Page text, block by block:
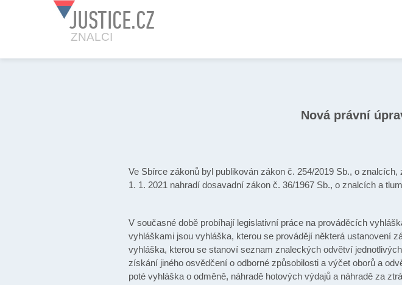
JUSTICE.CZ
ZNALCI
Nová právní
Ve Sbírce zákonů byl publikován zákon č. 254/2019 Sb., o
1. 1. 2021 nahradí dosavadní zákon č. 36/1967 Sb., o znalcích a
V současné době probíhají legislativní práce na prováděcích
vyhláškami jsou vyhláška, kterou se provádějí některá ustanovení
vyhláška, kterou se stanoví seznam znaleckých odvětví
získání jiného osvědčení o odborné způsobilosti a výčet oborů a
poté vyhláška o odměně, náhradě hotových výdajů a náhradě za